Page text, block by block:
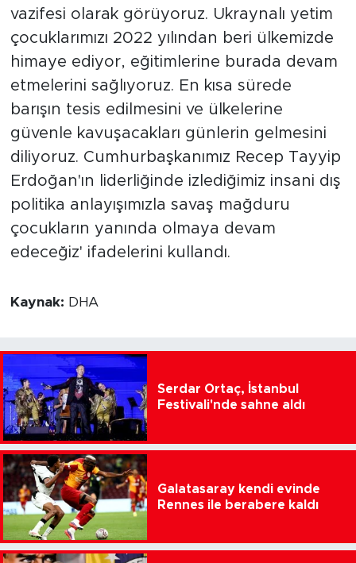
vazifesi olarak görüyoruz. Ukraynalı yetim
çocuklarımızı 2022 yılından beri ülkemizde
himaye ediyor, eğitimlerine burada devam
etmelerini sağlıyoruz. En kısa sürede
barışın tesis edilmesini ve ülkelerine
güvenle kavuşacakları günlerin gelmesini
diliyoruz. Cumhurbaşkanımız Recep Tayyip
Erdoğan'ın liderliğinde izlediğimiz insani dış
politika anlayışımızla savaş mağduru
çocukların yanında olmaya devam
edeceğiz' ifadelerini kullandı.
Kaynak: DHA
Serdar Ortaç, İstanbul
Festivali'nde sahne aldı
Galatasaray kendi evinde
Rennes ile berabere kaldı